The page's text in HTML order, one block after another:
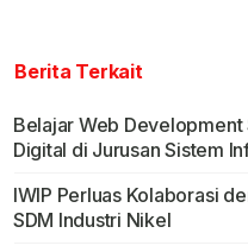
Berita Terkait
Belajar Web
Digital di Jurusan Sistem
IWIP Perluas Kolaborasi
SDM Industri Nikel